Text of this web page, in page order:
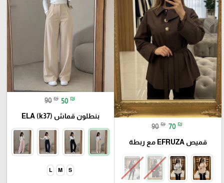
90 ₪ 70 ₪
قميص EFRUZA مع ربطة
90 ₪ 50 ₪
بنطلون قماش ELA (k37)
S
M
L